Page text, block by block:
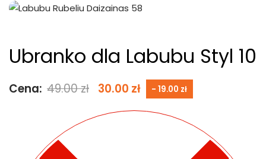
Ubranko dla Labubu Styl 10
Cena: 49.00zł 30.00 zł - 19.00 zł